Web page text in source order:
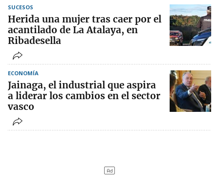
SUCESOS
Herida una mujer tras caer por el
acantilado de La Atalaya, en
Ribadesella
ECONOMÍA
Jainaga, el industrial que aspira
a liderar los cambios en el sector
vasco